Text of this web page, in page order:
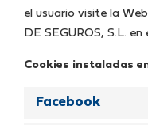
el usuario visite la
DE SEGUROS, S.L.
Cookies instaladas
Facebook